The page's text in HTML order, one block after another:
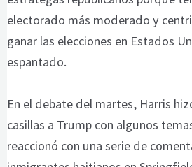
electorado más moderado y
ganar las elecciones en Estados
espantado.
En el debate del martes, Harris
casillas a Trump con algunos
reaccionó con una serie de